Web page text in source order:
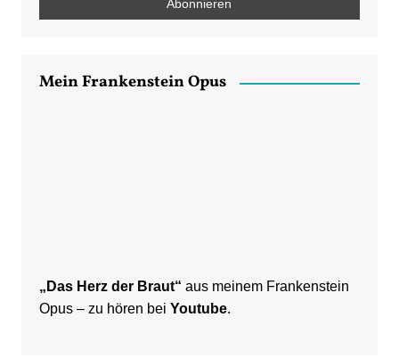
Mein Frankenstein Opus
„Das Herz der Braut“ aus meinem Frankenstein
Opus – zu hören bei Youtube.